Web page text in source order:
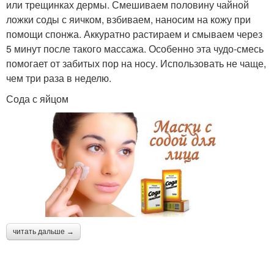
или трещинках дермы. Смешиваем половину чайной
ложки соды с яичком, взбиваем, наносим на кожу при
помощи спонжа. Аккуратно растираем и смываем через
5 минут после такого массажа. Особенно эта чудо-смесь
помогает от забитых пор на носу. Использовать не чаще,
чем три раза в неделю.
Сода с яйцом
читать дальше →